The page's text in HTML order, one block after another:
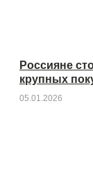
Россияне
крупных
05.01.2026